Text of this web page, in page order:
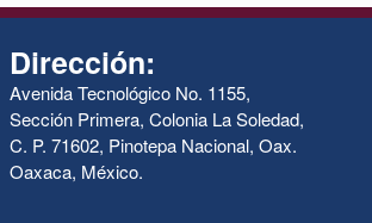
Dirección:
Avenida Tecnológico No. 1155,
Sección Primera, Colonia La Soledad,
C. P. 71602, Pinotepa Nacional, Oax.
Oaxaca, México.